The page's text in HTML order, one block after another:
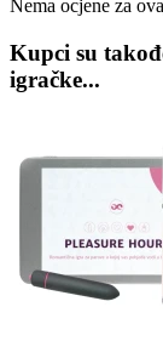
Nema ocjene za
Kupci su
igračke...